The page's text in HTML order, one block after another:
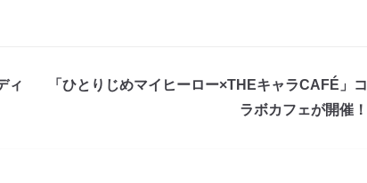
ィ
「ひとりじめマイヒーロー×THEキャラCAFÉ」コ
ラボカフェが開催！